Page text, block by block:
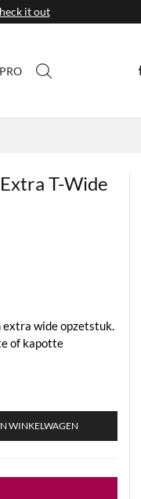
it out
PRO
T-Wide
extra wide opzetstuk.
of kapotte
WINKELWAGEN